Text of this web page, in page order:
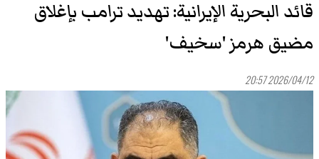
قائد البحرية الإيرانية: تهديد ترامب بإغلاق
مضيق هرمز 'سخيف'
2026/04/12 20:57